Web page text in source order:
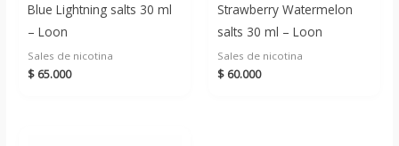
Blue Lightning salts 30 ml
– Loon
Sales de nicotina
$ 65.000
Strawberry Watermelon
salts 30 ml – Loon
Sales de nicotina
$ 60.000